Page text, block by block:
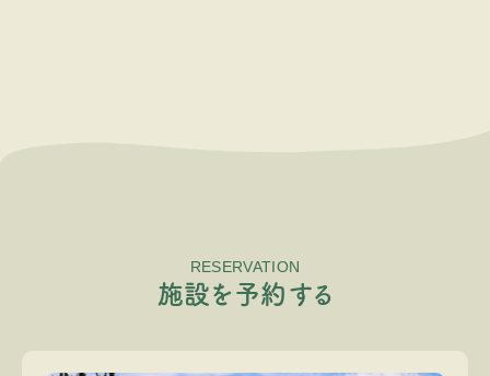
RESERVATION
施設を 予約 する